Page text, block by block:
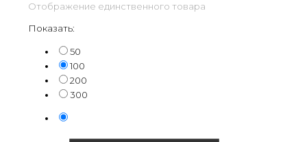
Отображение единственного товара
Показать:
50
100
200
300